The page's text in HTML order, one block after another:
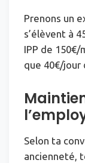
Prenons un
s’élèvent à
IPP de
que 40€/jour
Selon ta
ancienneté,